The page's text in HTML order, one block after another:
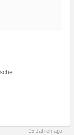
15 Jahren ago